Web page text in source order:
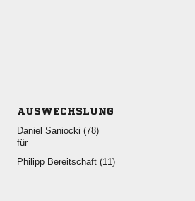
AUSWECHSLUNG
  
für
  